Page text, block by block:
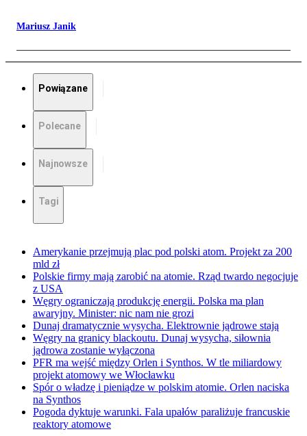
Mariusz Janik
Powiązane
Polecane
Najnowsze
Tagi
Amerykanie przejmują plac pod polski atom. Projekt za 200
mld zł
Polskie firmy mają zarobić na atomie. Rząd twardo negocjuje
z USA
Węgry ograniczają produkcję energii. Polska ma plan
awaryjny. Minister: nic nam nie grozi
Dunaj dramatycznie wysycha. Elektrownie jądrowe stają
Węgry na granicy blackoutu. Dunaj wysycha, siłownia
jądrowa zostanie wyłączona
PFR ma wejść między Orlen i Synthos. W tle miliardowy
projekt atomowy we Włocławku
Spór o władzę i pieniądze w polskim atomie. Orlen naciska
na Synthos
Pogoda dyktuje warunki. Fala upałów paraliżuje francuskie
reaktory atomowe